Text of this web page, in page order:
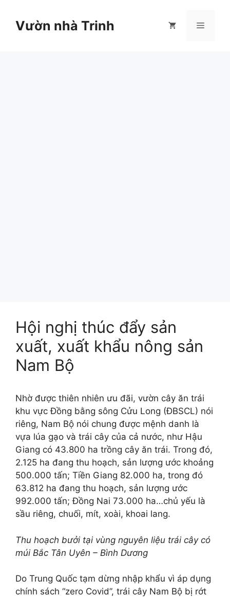
Vườn nhà Trinh Menu
Hội nghị thúc đẩy sản
xuất, xuất khẩu nông sản
Nam Bộ
Nhờ được thiên nhiên ưu đãi, vườn cây ăn trái
khu vực Đồng bằng sông Cửu Long (ĐBSCL) nói
riêng, Nam Bộ nói chung được mệnh danh là
vựa lúa gạo và trái cây của cả nước, như Hậu
Giang có 43.800 ha trồng cây ăn trái. Trong đó,
2.125 ha đang thu hoạch, sản lượng ước khoảng
500.000 tấn; Tiền Giang 82.000 ha, trong đó
63.812 ha đang thu hoạch, sản lượng ước
992.000 tấn; Đồng Nai 73.000 ha…chủ yếu là
sầu riêng, chuối, mít, xoài, khoai lang.
Thu hoạch bưởi tại vùng nguyên liệu trái cây có
múi Bắc Tân Uyên – Bình Dương
Do Trung Quốc tạm dừng nhập khẩu vì áp dụng
chính sách “zero Covid”, trái cây Nam Bộ bị rớt